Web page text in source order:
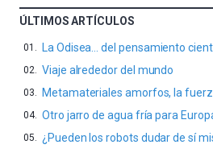
ÚLTIMOS ARTÍCULOS
La Odisea… del pensamiento
Viaje alrededor del mundo
Metamateriales amorfos, la
Otro jarro de agua fría para
¿Pueden los robots dudar de sí